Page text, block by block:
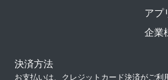
アプ
企業
決済方法
お支払いは、クレジットカード決済がご利